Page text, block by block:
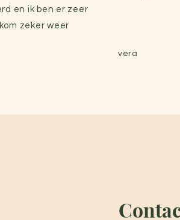
en ik ben er zeer
zeker weer
vera